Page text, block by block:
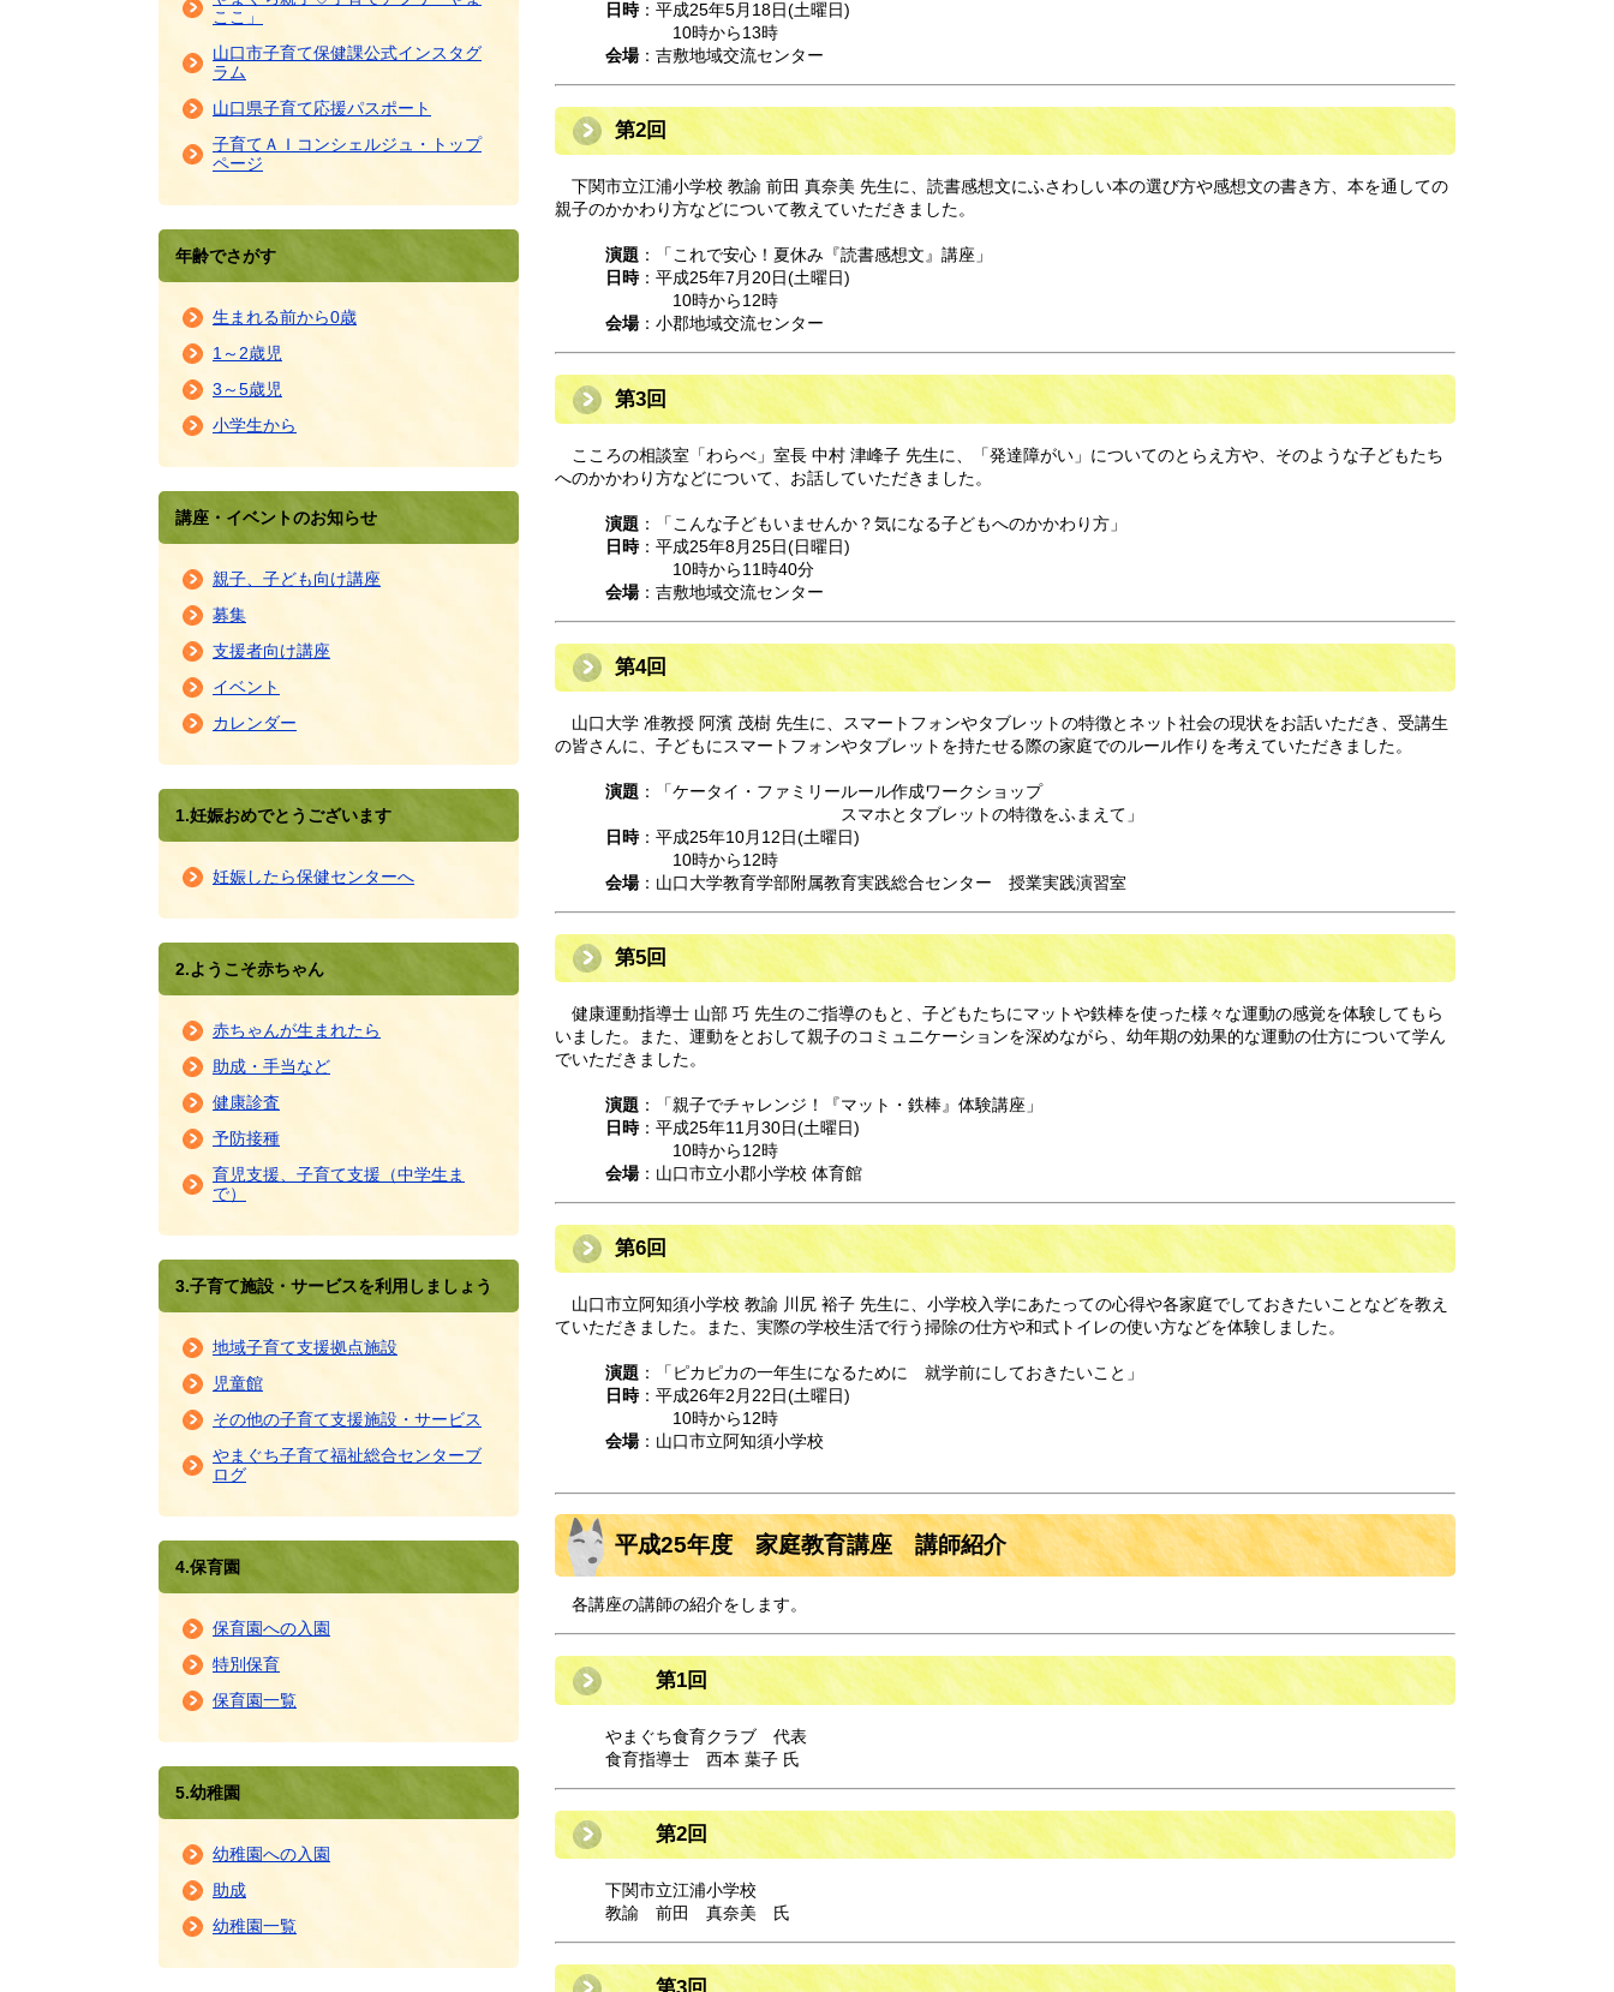
ここ」
山口市子育て保健課公式インスタグ
ラム
山口県子育て応援パスポート
子育てＡＩコンシェルジュ・トップ
ページ
年齢でさがす
生まれる前から0歳
1～2歳児
3～5歳児
小学生から
講座・イベントのお知らせ
親子、子ども向け講座
募集
支援者向け講座
イベント
カレンダー
1.妊娠おめでとうございます
妊娠したら保健センターへ
2.ようこそ赤ちゃん
赤ちゃんが生まれたら
助成・手当など
健康診査
予防接種
育児支援、子育て支援（中学生ま
で）
3.子育て施設・サービスを利用しましょう
地域子育て支援拠点施設
児童館
その他の子育て支援施設・サービス
やまぐち子育て福祉総合センターブ
ログ
4.保育園
保育園への入園
特別保育
保育園一覧
5.幼稚園
幼稚園への入園
助成
幼稚園一覧
日時：平成25年5月18日(土曜日)
10時から13時
会場：吉敷地域交流センター
第2回
下関市立江浦小学校 教諭 前田 真奈美 先生に、読書感想文にふさわしい本の選び方や感想文の書き方、本を通しての
親子のかかわり方などについて教えていただきました。
演題 ：「これで安心！夏休み『読書感想文』講座」
日時：平成25年7月20日(土曜日)
10時から12時
会場：小郡地域交流センター
第3回
こころの相談室「わらべ」室長 中村 津峰子 先生に、「発達障がい」についてのとらえ方や、そのような子どもたち
へのかかわり方などについて、お話していただきました。
演題 ：「こんな子どもいませんか？気になる子どもへのかかわり方」
日時：平成25年8月25日(日曜日)
10時から11時40分
会場：吉敷地域交流センター
第4回
山口大学 准教授 阿濱 茂樹 先生に、スマートフォンやタブレットの特徴とネット社会の現状をお話いただき、受講生
の皆さんに、子どもにスマートフォンやタブレットを持たせる際の家庭でのルール作りを考えていただきました。
演題 ：「ケータイ・ファミリールール作成ワークショップ
スマホとタブレットの特徴をふまえて」
日時：平成25年10月12日(土曜日)
10時から12時
会場：山口大学教育学部附属教育実践総合センター 授業実践演習室
第5回
健康運動指導士 山部 巧 先生のご指導のもと、子どもたちにマットや鉄棒を使った様々な運動の感覚を体験してもら
いました。また、運動をとおして親子のコミュニケーションを深めながら、幼年期の効果的な運動の仕方について学ん
でいただきました。
演題 ：「親子でチャレンジ！『マット・鉄棒』体験講座」
日時：平成25年11月30日(土曜日)
10時から12時
会場：山口市立小郡小学校 体育館
第6回
山口市立阿知須小学校 教諭 川尻 裕子 先生に、小学校入学にあたっての心得や各家庭でしておきたいことなどを教え
ていただきました。また、実際の学校生活で行う掃除の仕方や和式トイレの使い方などを体験しました。
演題 ：「ピカピカの一年生になるために 就学前にしておきたいこと」
日時：平成26年2月22日(土曜日)
10時から12時
会場：山口市立阿知須小学校
平成25年度 家庭教育講座 講師紹介
各講座の講師の紹介をします。
第1回
やまぐち食育クラブ 代表
食育指導士 西本 葉子 氏
第2回
下関市立江浦小学校
教諭 前田 真奈美 氏